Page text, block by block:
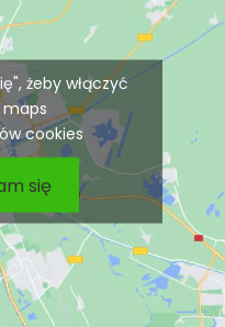
żeby włączyć
cookies
się